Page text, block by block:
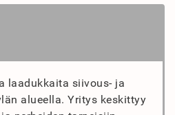
laadukkaita siivous- ja
alueella. Yritys keskittyy